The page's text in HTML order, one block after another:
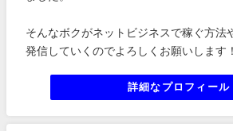
そんなボクがネットビジネスで稼ぐ方法
発信していくのでよろしくお願いします！
詳細なプロフィール